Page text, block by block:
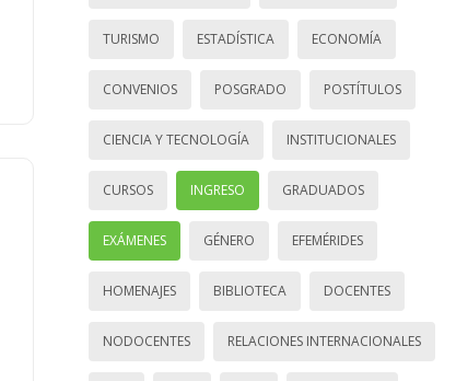
TURISMO ESTADÍSTICA ECONOMÍA
CONVENIOS POSGRADO POSTÍTULOS
CIENCIA Y TECNOLOGÍA INSTITUCIONALES
CURSOS INGRESO GRADUADOS
EXÁMENES GÉNERO EFEMÉRIDES
HOMENAJES BIBLIOTECA DOCENTES
NODOCENTES RELACIONES INTERNACIONALES